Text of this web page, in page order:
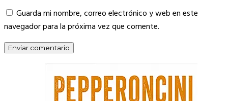
Guarda mi nombre, correo electrónico y web en este
navegador para la próxima vez que comente.